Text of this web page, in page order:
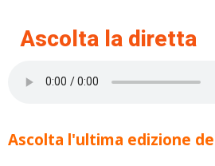
Ascolta la diretta
Ascolta l'ultima edizione